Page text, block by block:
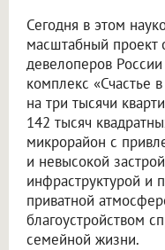
Сегодня в этом
масштабный проект
девелоперов
комплекс «Счастье
на три тысячи
142 тысяч
микрорайон с
и невысокой
инфраструктурой и
приватной
благоустройством
семейной жизни.